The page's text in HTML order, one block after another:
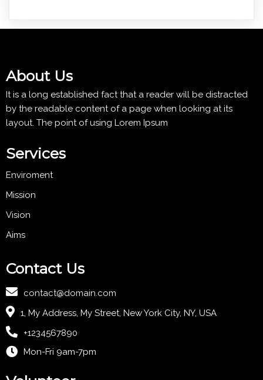
About Us
It is a long established fact that a reader will be distracted
by the readable content of a page when looking at its
layout. The point of using Lorem Ipsum
Services
Enviroment
Mission
Vision
Aims
Contact Us
contact@domain.com
1, My Address, My Street, New York City, NY, USA
+1234567890
Mon-Fri 9am-7pm